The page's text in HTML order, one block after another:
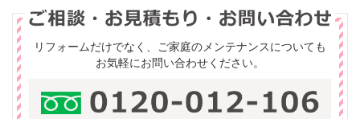
リフォームだけでなく、ご家庭のメンテナンスについても
お気軽にお問い合わせください。